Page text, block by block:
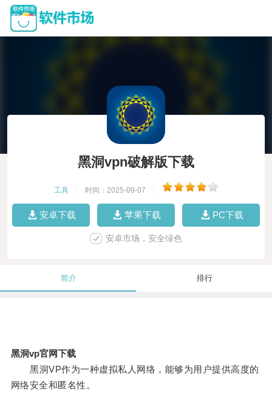
黑洞vpn破解版下载
工具 时间：2025-09-07
安卓下载 苹果下载 PC下载
安卓市场，安全绿色
简介 排行
黑洞vp官网下载
黑洞VP作为一种虚拟私人网络，能够为用户提供高度的
网络安全和匿名性。